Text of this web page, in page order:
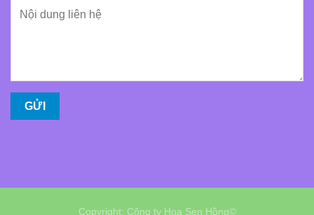
Copyright: Công ty Hoa Sen Hồng©